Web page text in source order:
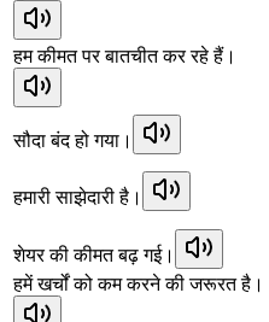
हम कीमत पर बातचीत कर रहे हैं।
सौदा बंद हो गया।
हमारी साझेदारी है।
शेयर की कीमत बढ़ गई।
हमें खर्चों को कम करने की जरूरत है।